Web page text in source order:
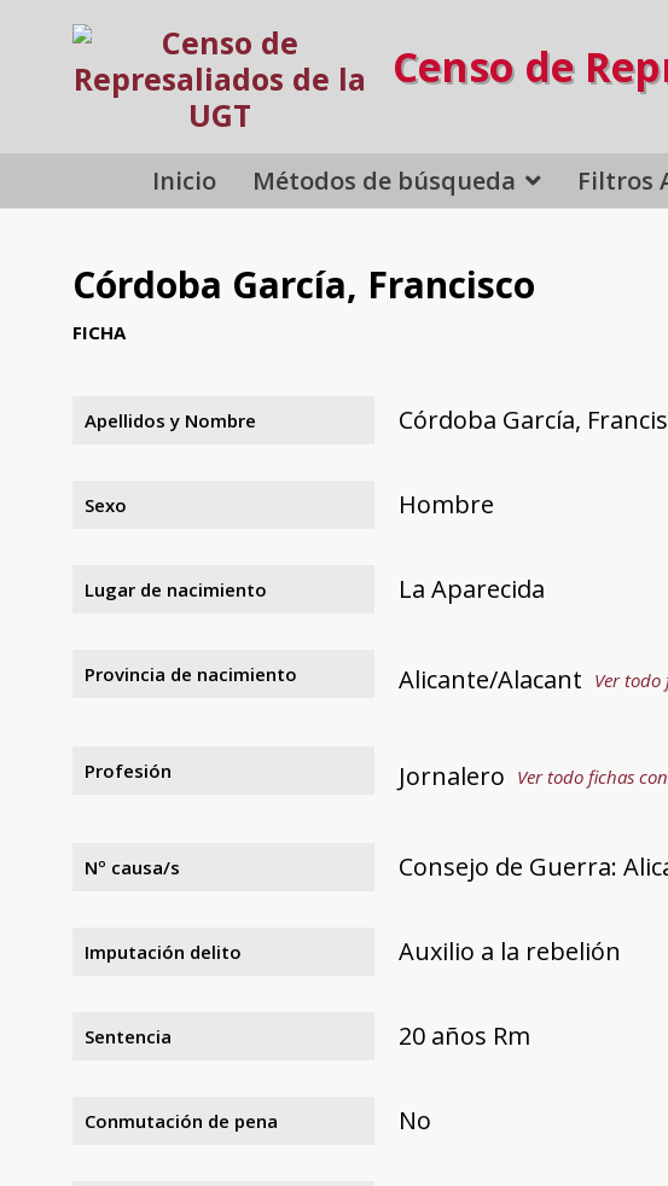
Censo de
Inicio Métodos de búsqueda Filtros
Córdoba García, Francisco
FICHA
Apellidos y Nombre Córdoba García,
Sexo Hombre
Lugar de nacimiento La Aparecida
Provincia de nacimiento Alicante/Alacant Ver todo
Profesión Jornalero Ver todo fichas
Nº causa/s Consejo de Guerra:
Imputación delito Auxilio a la rebelión
Sentencia 20 años Rm
Conmutación de pena No